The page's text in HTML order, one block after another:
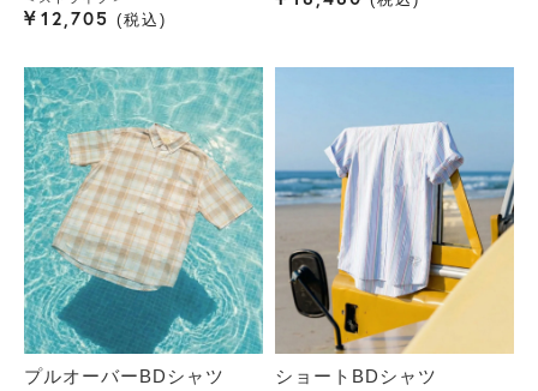
¥ 12,705 税込
プルオーバーBDシャツ ショートBDシャツ